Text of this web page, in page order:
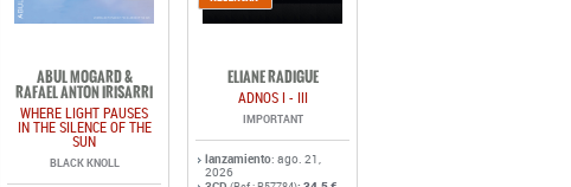
ABUL MOGARD &
RAFAEL ANTON IRISARRI
WHERE LIGHT PAUSES
IN THE SILENCE OF THE
SUN
BLACK KNOLL
ELIANE RADIGUE
ADNOS I - III
IMPORTANT
lanzamiento: ago. 21,
2026